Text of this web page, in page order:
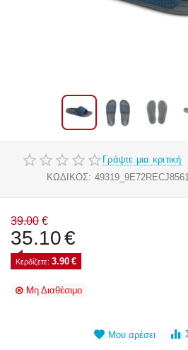
Γράψτε μια κριτική
ΚΩΔΙΚΟΣ:
39.00 €
35.10€
Κερδίζετε: 3.90 €
Μη Διαθέσιμο
Μου αρέσει